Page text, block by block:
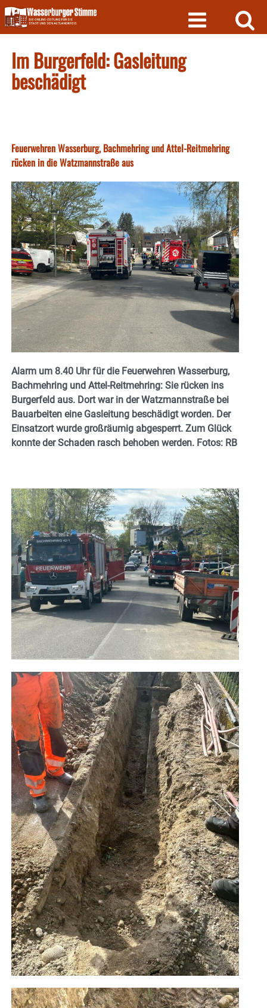
Skip
to
content
Im Burgerfeld: Gasleitung
beschädigt
Feuerwehren Wasserburg, Bachmehring und Attel-Reitmehring
rücken in die Watzmannstraße aus
Alarm um 8.40 Uhr für die Feuerwehren Wasserburg,
Bachmehring und Attel-Reitmehring: Sie rücken ins
Burgerfeld aus. Dort war in der Watzmannstraße bei
Bauarbeiten eine Gasleitung beschädigt worden. Der
Einsatzort wurde großräumig abgesperrt. Zum Glück
konnte der Schaden rasch behoben werden. Fotos: RB